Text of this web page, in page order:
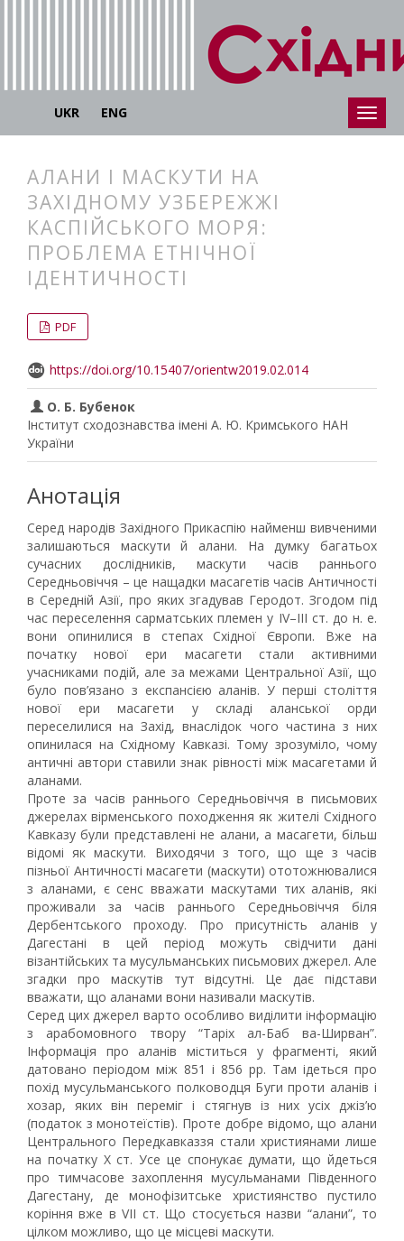
UKR ENG
АЛАНИ І МАСКУТИ НА
ЗАХІДНОМУ УЗБЕРЕЖЖІ
КАСПІЙСЬКОГО МОРЯ:
ПРОБЛЕМА ЕТНІЧНОЇ
ІДЕНТИЧНОСТІ
PDF
https://doi.org/10.15407/orientw2019.02.014
О. Б. Бубенок
Інститут сходознавства імені А. Ю. Кримського НАН
України
Анотація
Серед народів Західного Прикаспію найменш вивченими
залишаються маскути й алани. На думку багатьох
сучасних дослідників, маскути часів раннього
Середньовіччя – це нащадки масагетів часів Античності
в Середній Азії, про яких згадував Геродот. Згодом під
час переселення сарматських племен у IV–III ст. до н. е.
вони опинилися в степах Східної Європи. Вже на
початку нової ери масагети стали активними
учасниками подій, але за межами Центральної Азії, що
було пов’язано з експансією аланів. У перші століття
нової ери масагети у складі аланської орди
переселилися на Захід, внаслідок чого частина з них
опинилася на Східному Кавказі. Тому зрозуміло, чому
античні автори ставили знак рівності між масагетами й
аланами.
Проте за часів раннього Середньовіччя в письмових
джерелах вірменського походження як жителі Східного
Кавказу були представлені не алани, а масагети, більш
відомі як маскути. Виходячи з того, що ще з часів
пізньої Античності масагети (маскути) ототожнювалися
з аланами, є сенс вважати маскутами тих аланів, які
проживали за часів раннього Середньовіччя біля
Дербентського проходу. Про присутність аланів у
Дагестані в цей період можуть свідчити дані
візантійських та мусульманських письмових джерел. Але
згадки про маскутів тут відсутні. Це дає підстави
вважати, що аланами вони називали маскутів.
Серед цих джерел варто особливо виділити інформацію
з арабомовного твору “Таріх ал-Баб ва-Ширван”.
Інформація про аланів міститься у фрагменті, який
датовано періодом між 851 і 856 рр. Там ідеться про
похід мусульманського полководця Буги проти аланів і
хозар, яких він переміг і стягнув із них усіх джіз’ю
(податок з монотеїстів). Проте добре відомо, що алани
Центрального Передкавказзя стали християнами лише
на початку Х ст. Усе це спонукає думати, що йдеться
про тимчасове захоплення мусульманами Південного
Дагестану, де монофізитське християнство пустило
коріння вже в VII ст. Що стосується назви “алани”, то
цілком можливо, що це місцеві маскути.